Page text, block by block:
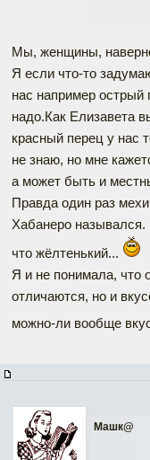
Мы, женщины,
Я если что-то
нас например острый
надо.Как Елизавета
красный перец у нас
не знаю, но мне
а может быть и
Правда один раз
Хабанеро
что жёлтенький...
Я и не понимала, что
отличаются, но и
можно-ли вообще
Машк@